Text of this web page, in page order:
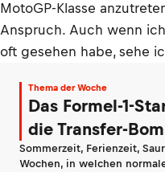
MotoGP-Klasse
Anspruch. Auch wenn
oft gesehen habe, sehe
Thema der Woche
Das Formel-1-
die Transfer-
Sommerzeit, Ferienzeit,
Wochen, in welchen